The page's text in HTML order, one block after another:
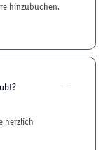
hinzubuchen.
herzlich